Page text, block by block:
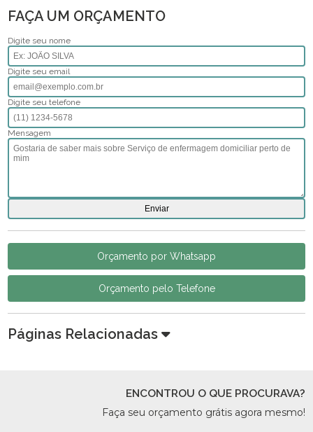
FAÇA UM ORÇAMENTO
Digite seu nome
Digite seu email
Digite seu telefone
Mensagem
Orçamento por Whatsapp
Orçamento pelo Telefone
Páginas Relacionadas
ENCONTROU O QUE PROCURAVA?
Faça seu orçamento grátis agora mesmo!